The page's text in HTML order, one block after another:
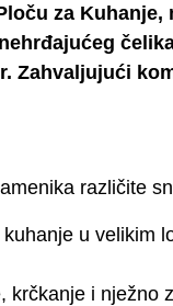
za Kuhanje,
Zahvaljujući
različite
u velikim
krčkanje i nježno